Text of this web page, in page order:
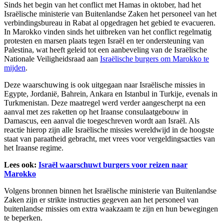
Sinds het begin van het conflict met Hamas in oktober, had het
Israëlische ministerie van Buitenlandse Zaken het personeel van het
verbindingsbureau in Rabat al opgedragen het gebied te evacueren.
In Marokko vinden sinds het uitbreken van het conflict regelmatig
protesten en marsen plaats tegen Israël en ter ondersteuning van
Palestina, wat heeft geleid tot een aanbeveling van de Israëlische
Nationale Veiligheidsraad aan Israëlische burgers om Marokko te
mijden.
Deze waarschuwing is ook uitgegaan naar Israëlische missies in
Egypte, Jordanië, Bahrein, Ankara en Istanbul in Turkije, evenals in
Turkmenistan. Deze maatregel werd verder aangescherpt na een
aanval met zes raketten op het Iraanse consulaatgebouw in
Damascus, een aanval die toegeschreven wordt aan Israël. Als
reactie hierop zijn alle Israëlische missies wereldwijd in de hoogste
staat van paraatheid gebracht, met vrees voor vergeldingsacties van
het Iraanse regime.
Lees ook: Israël waarschuwt burgers voor reizen naar
Marokko
Volgens bronnen binnen het Israëlische ministerie van Buitenlandse
Zaken zijn er strikte instructies gegeven aan het personeel van
buitenlandse missies om extra waakzaam te zijn en hun bewegingen
te beperken.